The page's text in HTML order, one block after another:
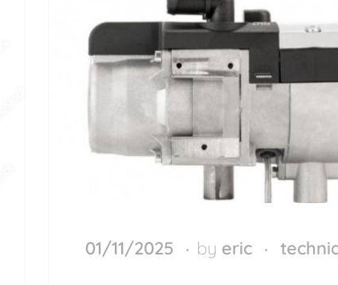
01/11/2025 by eric